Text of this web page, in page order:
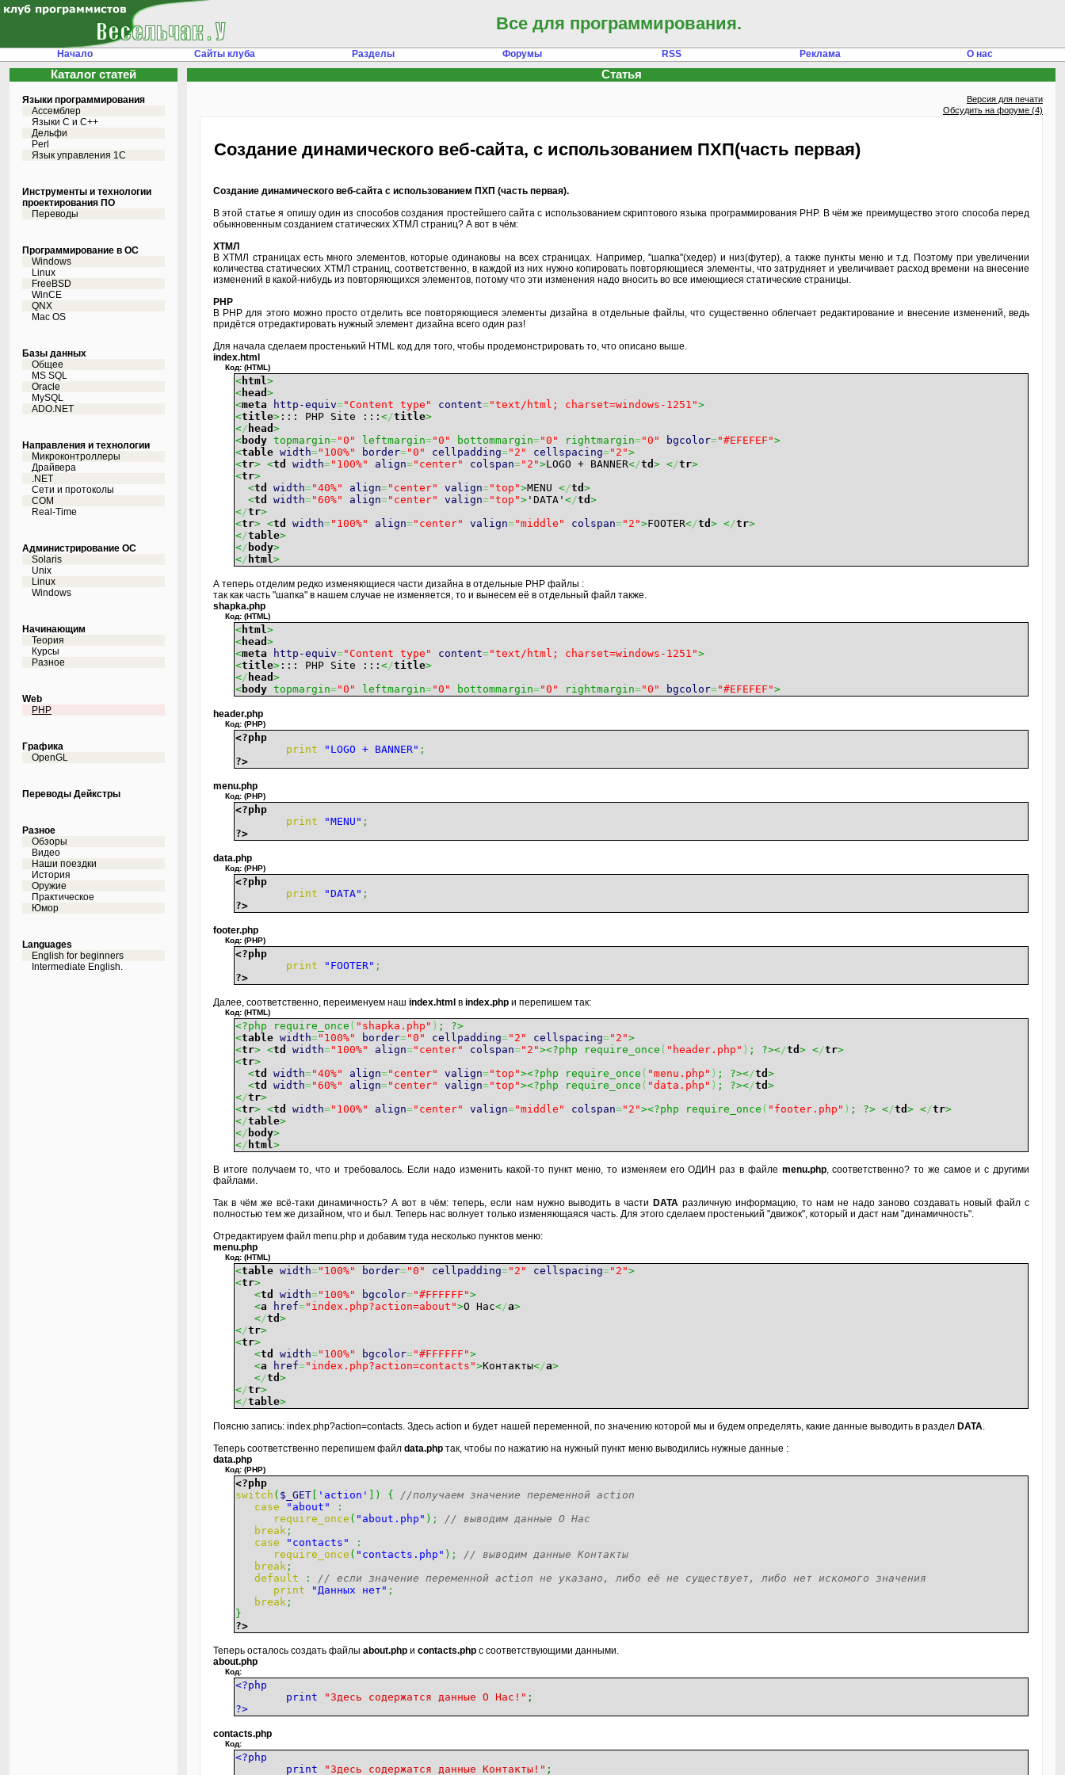
Все для программирования.
Начало Сайты клуба Разделы Форумы RSS Реклама О нас
Каталог статей
Языки программирования
Ассемблер
Языки С и C++
Дельфи
Perl
Язык управления 1С
Инструменты и технологии
проектирования ПО
Переводы
Программирование в ОС
Windows
Linux
FreeBSD
WinCE
QNX
Mac OS
Базы данных
Общее
MS SQL
Oracle
MySQL
ADO.NET
Направления и технологии
Микроконтроллеры
Драйвера
.NET
Сети и протоколы
COM
Real-Time
Администрирование ОС
Solaris
Unix
Linux
Windows
Начинающим
Теория
Курсы
Разное
Web
PHP
Графика
OpenGL
Переводы Дейкстры
Разное
Обзоры
Видео
Наши поездки
История
Оружие
Практическое
Юмор
Languages
English for beginners
Intermediate English.
Статья
Версия для печати
Обсудить на форуме (4)
Создание динамического веб-сайта, с использованием ПХП(часть первая)
Создание динамического веб-сайта с использованием ПХП (часть первая).
В этой статье я опишу один из способов создания простейшего сайта с использованием скриптового языка программирования PHP. В чём же преимущество этого способа перед
обыкновенным созданием статических ХТМЛ страниц? А вот в чём:
ХТМЛ
В ХТМЛ страницах есть много элементов, которые одинаковы на всех страницах. Например, "шапка"(хедер) и низ(футер), а также пункты меню и т.д. Поэтому при увеличении
количества статических ХТМЛ страниц, соответственно, в каждой из них нужно копировать повторяющиеся элементы, что затрудняет и увеличивает расход времени на внесение
изменений в какой-нибудь из повторяющихся элементов, потому что эти изменения надо вносить во все имеющиеся статические страницы.
PHP
В PHP для этого можно просто отделить все повторяющиеся элементы дизайна в отдельные файлы, что существенно облегчает редактирование и внесение изменений, ведь
придётся отредактировать нужный элемент дизайна всего один раз!
Для начала сделаем простенький HTML код для того, чтобы продемонстрировать то, что описано выше.
index.html
Код: (HTML)
< html>
< head >
<meta http-equiv="Content type" content="text/html; charset=windows-1251">
<title> ::: PHP Site ::: </title>
</ head >
<body topmargin="0" leftmargin="0" bottommargin="0" rightmargin="0" bgcolor="#EFEFEF">
<table width="100%" border="0" cellpadding="2" cellspacing="2">
<tr> <td width="100%" align="center" colspan="2">LOGO + BANNER</td > </tr>
<tr>
<td width="40%" align="center" valign="top">MENU </td >
<td width="60%" align="center" valign="top"> 'DATA' </td >
</tr>
<tr> <td width="100%" align="center" valign="middle" colspan="2">FOOTER</td > </tr>
</table>
</ body>
</ html>
А теперь отделим редко изменяющиеся части дизайна в отдельные PHP файлы :
так как часть "шапка" в нашем случае не изменяется, то и вынесем её в отдельный файл также.
shapka.php
Код: (HTML)
< html>
< head >
<meta http-equiv="Content type" content="text/html; charset=windows-1251">
<title> ::: PHP Site ::: </title>
</ head >
<body topmargin="0" leftmargin="0" bottommargin="0" rightmargin="0" bgcolor="#EFEFEF">
header.php
Код: (PHP)
<?php
print
"LOGO + BANNER" ;
?>
menu.php
Код: (PHP)
<?php
print
"MENU" ;
?>
data.php
Код: (PHP)
<?php
print
"DATA" ;
?>
footer.php
Код: (PHP)
<?php
print
"FOOTER" ;
?>
Далее, соответственно, переименуем наш index.html в index.php и перепишем так:
Код: (HTML)
<?php require_once ( "shapka.php" ) ; ?>
<table width="100%" border="0" cellpadding="2" cellspacing="2">
<tr> <td width="100%" align="center" colspan="2"><?php require_once ( "header.php" ) ; ?></td > </tr>
<tr>
<td width="40%" align="center" valign="top"><?php require_once ( "menu.php" ) ; ?></td >
<td width="60%" align="center" valign="top"><?php require_once ( "data.php" ) ; ?></td >
</tr>
<tr> <td width="100%" align="center" valign="middle" colspan="2"><?php require_once ( "footer.php" ) ; ?> </td > </tr>
</table>
</ body>
</ html>
В итоге получаем то, что и требовалось. Если надо изменить какой-то пункт меню, то изменяем его ОДИН раз в файле menu.php, соответственно? то же самое и с другими
файлами.
Так в чём же всё-таки динамичность? А вот в чём: теперь, если нам нужно выводить в части DATA различную информацию, то нам не надо заново создавать новый файл с
полностью тем же дизайном, что и был. Теперь нас волнует только изменяющаяся часть. Для этого сделаем простенький "движок", который и даст нам "динамичность".
Отредактируем файл menu.php и добавим туда несколько пунктов меню:
menu.php
Код: (HTML)
<table width="100%" border="0" cellpadding="2" cellspacing="2">
<tr>
<td width="100%" bgcolor="#FFFFFF">
<a href="index.php?action=about">О Нас</a>
</td >
</tr>
<tr>
<td width="100%" bgcolor="#FFFFFF">
<a href="index.php?action=contacts">Контакты</a>
</td >
</tr>
</table>
Поясню запись: index.php?action=contacts. Здесь action и будет нашей переменной, по значению которой мы и будем определять, какие данные выводить в раздел DATA.
Теперь соответственно перепишем файл data.php так, чтобы по нажатию на нужный пункт меню выводились нужные данные :
data.php
Код: (PHP)
<?php
switch ( $_GET 'action' ) {
//получаем значение переменной action
case
"about"
:
require_once ( "about.php" ) ;
// выводим данные О Нас
break ;
case
"contacts"
:
require_once ( "contacts.php" ) ;
// выводим данные Контакты
break ;
default
:
// если значение переменной action не указано, либо её не существует, либо нет искомого значения
print
"Данных нет" ;
break ;
}
?>
Теперь осталось создать файлы about.php и contacts.php с соответствующими данными.
about.php
Код:
<?php
print
"Здесь содержатся данные О Нас!" ;
?>
contacts.php
Код:
<?php
print
"Здесь содержатся данные Контакты!" ;